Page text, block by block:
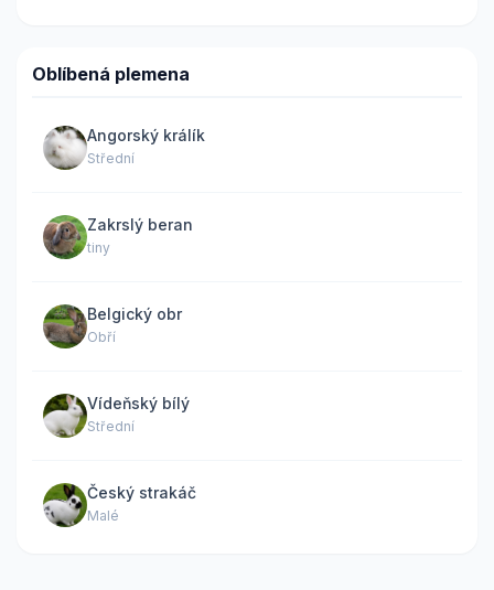
Oblíbená plemena
Angorský králík
Střední
Zakrslý beran
tiny
Belgický obr
Obří
Vídeňský bílý
Střední
Český strakáč
Malé